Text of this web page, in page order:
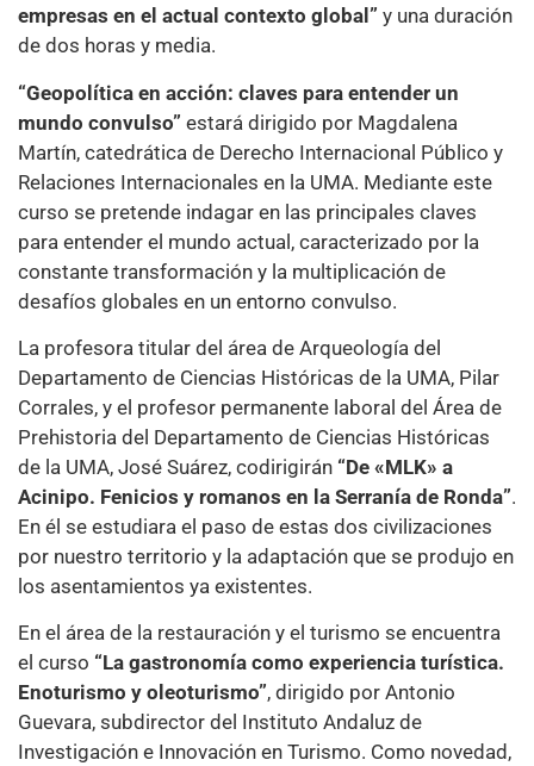
empresas en el actual contexto global” y una duración
de dos horas y media.
“Geopolítica en acción: claves para entender un
mundo convulso” estará dirigido por Magdalena
Martín, catedrática de Derecho Internacional Público y
Relaciones Internacionales en la UMA. Mediante este
curso se pretende indagar en las principales claves
para entender el mundo actual, caracterizado por la
constante transformación y la multiplicación de
desafíos globales en un entorno convulso.
La profesora titular del área de Arqueología del
Departamento de Ciencias Históricas de la UMA, Pilar
Corrales, y el profesor permanente laboral del Área de
Prehistoria del Departamento de Ciencias Históricas
de la UMA, José Suárez, codirigirán “De «MLK» a
Acinipo. Fenicios y romanos en la Serranía de Ronda”.
En él se estudiara el paso de estas dos civilizaciones
por nuestro territorio y la adaptación que se produjo en
los asentamientos ya existentes.
En el área de la restauración y el turismo se encuentra
el curso “La gastronomía como experiencia turística.
Enoturismo y oleoturismo”, dirigido por Antonio
Guevara, subdirector del Instituto Andaluz de
Investigación e Innovación en Turismo. Como novedad,